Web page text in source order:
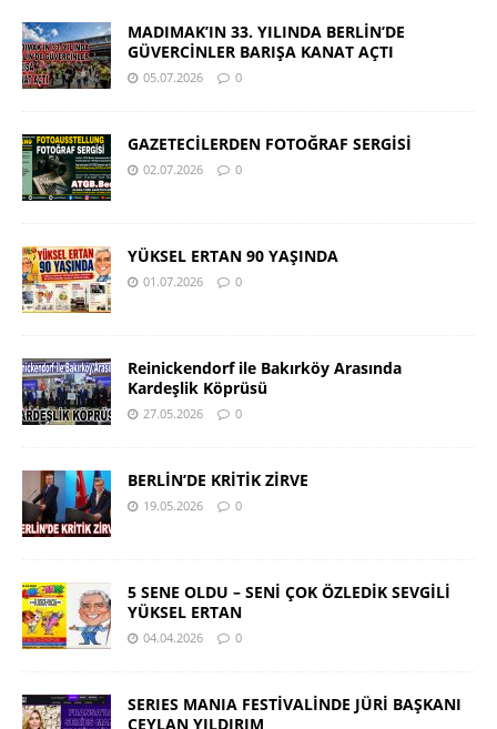
MADIMAK’IN 33. YILINDA BERLİN’DE
GÜVERCİNLER BARIŞA KANAT AÇTI
05.07.2026 0
GAZETECİLERDEN FOTOĞRAF SERGİSİ
02.07.2026 0
YÜKSEL ERTAN 90 YAŞINDA
01.07.2026 0
Reinickendorf ile Bakırköy Arasında
Kardeşlik Köprüsü
27.05.2026 0
BERLİN’DE KRİTİK ZİRVE
19.05.2026 0
5 SENE OLDU – SENİ ÇOK ÖZLEDİK SEVGİLİ
YÜKSEL ERTAN
04.04.2026 0
SERIES MANIA FESTİVALİNDE JÜRİ BAŞKANI
CEYLAN YILDIRIM